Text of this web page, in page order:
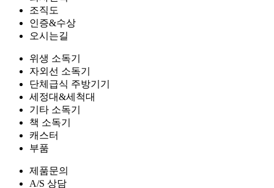
조직도
인증&수상
오시는길
위생 소독기
자외선 소독기
단체급식 주방기기
세정대&세척대
기타 소독기
책 소독기
캐스터
부품
제품문의
A/S 상담